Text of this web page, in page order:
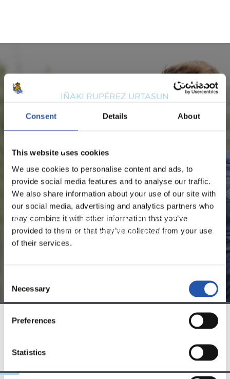
Consent Details About
This website uses cookies
We use cookies to personalise content and ads, to
provide social media features and to analyse our traffic.
We also share information about your use of our site with
our social media, advertising and analytics partners who
may combine it with other information that you’ve
provided to them or that they’ve collected from your use
of their services.
Selection
Necessary
Preferences
Statistics
STATISTIQUES DE LA SAISON
IÑAKI RUPÉREZ URTASUN
UNIQUEMENT POUR LES
Ce contenu est réservé aux utilisateurs enregistrés sur
notre site web.
S'inscrire en cliquant sur l'Identifiantet profitez du
contenu exclusif pour vous.